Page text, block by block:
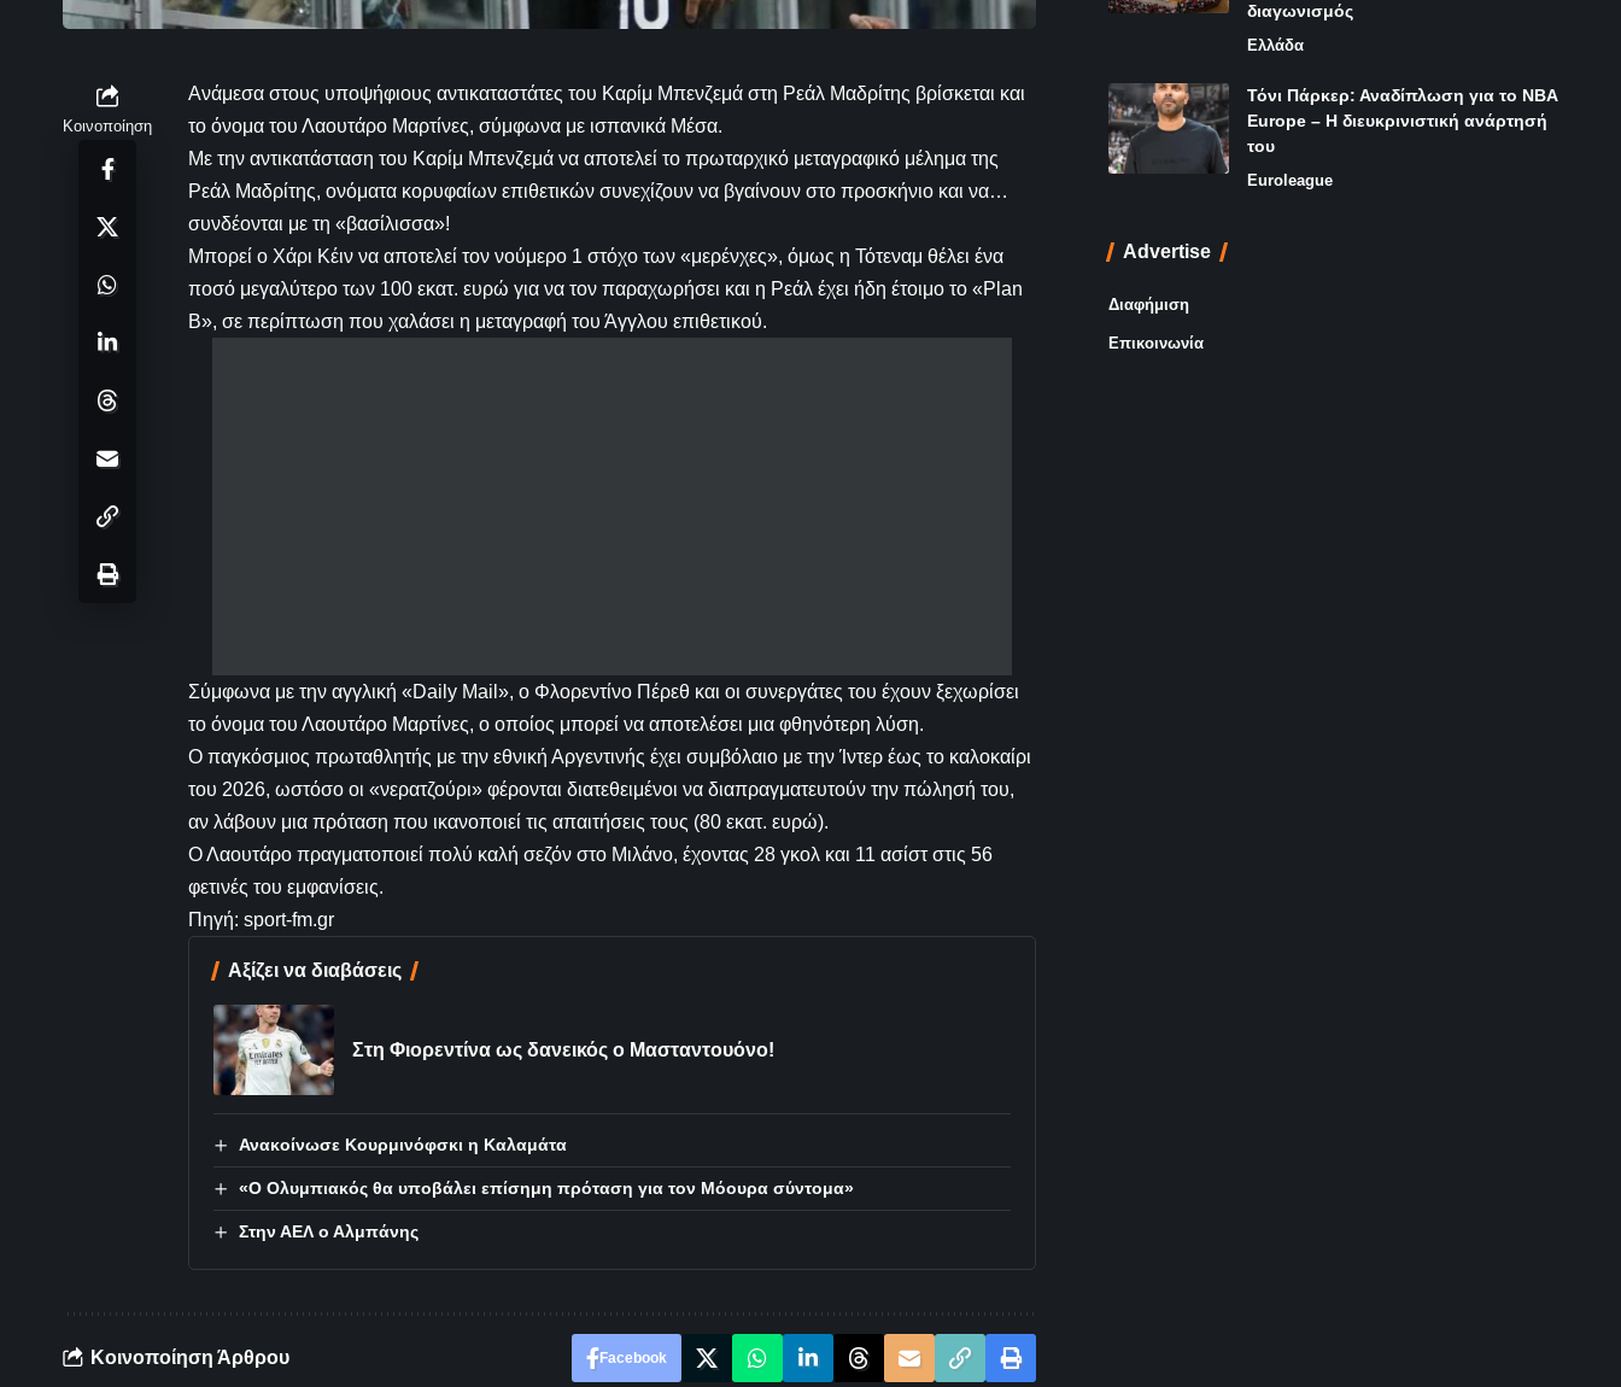
Κοινοποίηση
Ανάμεσα στους υποψήφιους αντικαταστάτες του Καρίμ Μπενζεμά στη Ρεάλ Μαδρίτης βρίσκεται και
το όνομα του Λαουτάρο Μαρτίνες, σύμφωνα με ισπανικά Μέσα.
Με την αντικατάσταση του Καρίμ Μπενζεμά να αποτελεί το πρωταρχικό μεταγραφικό μέλημα της
Ρεάλ Μαδρίτης, ονόματα κορυφαίων επιθετικών συνεχίζουν να βγαίνουν στο προσκήνιο και να…
συνδέονται με τη «βασίλισσα»!
Μπορεί ο Χάρι Κέιν να αποτελεί τον νούμερο 1 στόχο των «μερένχες», όμως η Τότεναμ θέλει ένα
ποσό μεγαλύτερο των 100 εκατ. ευρώ για να τον παραχωρήσει και η Ρεάλ έχει ήδη έτοιμο το «Plan
B», σε περίπτωση που χαλάσει η μεταγραφή του Άγγλου επιθετικού.
Σύμφωνα με την αγγλική «Daily Mail», ο Φλορεντίνο Πέρεθ και οι συνεργάτες του έχουν ξεχωρίσει
το όνομα του Λαουτάρο Μαρτίνες, ο οποίος μπορεί να αποτελέσει μια φθηνότερη λύση.
Ο παγκόσμιος πρωταθλητής με την εθνική Αργεντινής έχει συμβόλαιο με την Ίντερ έως το καλοκαίρι
του 2026, ωστόσο οι «νερατζούρι» φέρονται διατεθειμένοι να διαπραγματευτούν την πώλησή του,
αν λάβουν μια πρόταση που ικανοποιεί τις απαιτήσεις τους (80 εκατ. ευρώ).
Ο Λαουτάρο πραγματοποιεί πολύ καλή σεζόν στο Μιλάνο, έχοντας 28 γκολ και 11 ασίστ στις 56
φετινές του εμφανίσεις.
Πηγή: sport-fm.gr
Αξίζει να διαβάσεις
Στη Φιορεντίνα ως δανεικός ο Μασταντουόνο!
Ανακοίνωσε Κουρμινόφσκι η Καλαμάτα
«Ο Ολυμπιακός θα υποβάλει επίσημη πρόταση για τον Μόουρα σύντομα»
Στην ΑΕΛ ο Αλμπάνης
Κοινοποίηση Άρθρου Facebook
διαγωνισμός
Ελλάδα
Τόνι Πάρκερ: Αναδίπλωση για το NBA
Europe – Η διευκρινιστική ανάρτησή
του
Euroleague
Advertise
Διαφήμιση
Επικοινωνία